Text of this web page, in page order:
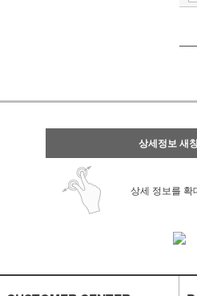
상세정보 새
상세 정보를 확